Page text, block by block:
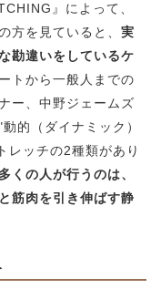
』によって、
方を見ていると、 実
勘違いをしているケ
トから一般人までの
ー、中野ジェームズ
的（ダイナミック）
レッチの2種類があり
多くの人が行うのは、
筋肉を引き伸ばす静